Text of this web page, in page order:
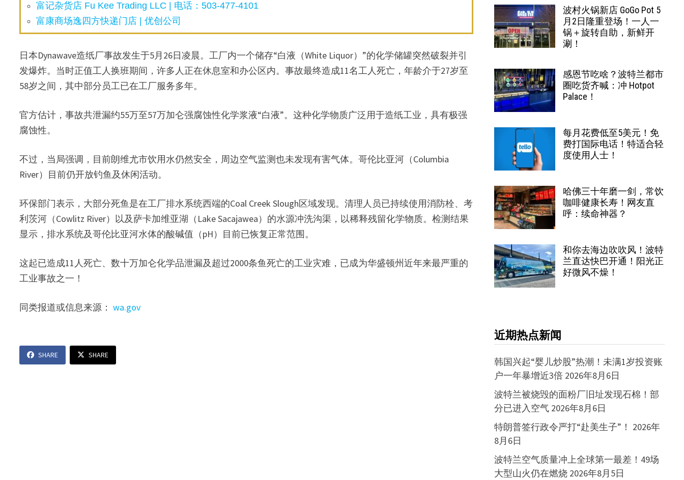
富记杂货店 Fu Kee Trading LLC | 电话：503-477-4101
富康商场逸四方快递门店 | 优创公司
日本Dynawave造纸厂事故发生于5月26日凌晨。工厂内一个储存“白液（White Liquor）”的化学储罐突然破裂并引
发爆炸。当时正值工人换班期间，许多人正在休息室和办公区内。事故最终造成11名工人死亡，年龄介于27岁至
58岁之间，其中部分员工已在工厂服务多年。
官方估计，事故共泄漏约55万至57万加仑强腐蚀性化学浆液“白液”。这种化学物质广泛用于造纸工业，具有极强
腐蚀性。
不过，当局强调，目前朗维尤市饮用水仍然安全，周边空气监测也未发现有害气体。哥伦比亚河（Columbia
River）目前仍开放钓鱼及休闲活动。
环保部门表示，大部分死鱼是在工厂排水系统西端的Coal Creek Slough区域发现。清理人员已持续使用消防栓、考
利茨河（Cowlitz River）以及萨卡加维亚湖（Lake Sacajawea）的水源冲洗沟渠，以稀释残留化学物质。检测结果
显示，排水系统及哥伦比亚河水体的酸碱值（pH）目前已恢复正常范围。
这起已造成11人死亡、数十万加仑化学品泄漏及超过2000条鱼死亡的工业灾难，已成为华盛顿州近年来最严重的
工业事故之一！
同类报道或信息来源：wa.gov
SHARE SHARE
波村火锅新店 GoGo Pot 5
月2日隆重登场！一人一
锅＋旋转自助，新鲜开
涮！
感恩节吃啥？波特兰都市
圈吃货齐喊：冲 Hotpot
Palace！
每月花费低至5美元！免
费打国际电话！特适合轻
度使用人士！
哈佛三十年磨一剑，常饮
咖啡健康长寿！网友直
呼：续命神器？
和你去海边吹吹风！波特
兰直达快巴开通！阳光正
好微风不燥！
近期热点新闻
韩国兴起“婴儿炒股”热潮！未满1岁投资账
户一年暴增近3倍 2026年8月6日
波特兰被烧毁的面粉厂旧址发现石棉！部
分已进入空气 2026年8月6日
特朗普签行政令严打“赴美生子”！ 2026年
8月6日
波特兰空气质量冲上全球第一最差！49场
大型山火仍在燃烧 2026年8月5日